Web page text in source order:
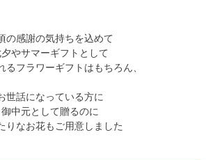
の感謝の気持ちを込めて
やサマーギフトとして
るフラワーギフトはもちろん、
世話になっている方に
御中元として贈るのに
りなお花もご用意しました